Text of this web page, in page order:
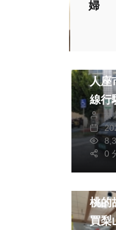
婦
人座
線行
0
桃的
買梨